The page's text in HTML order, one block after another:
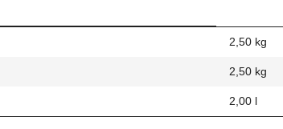
2,50 kg
2,50 kg
2,00 l